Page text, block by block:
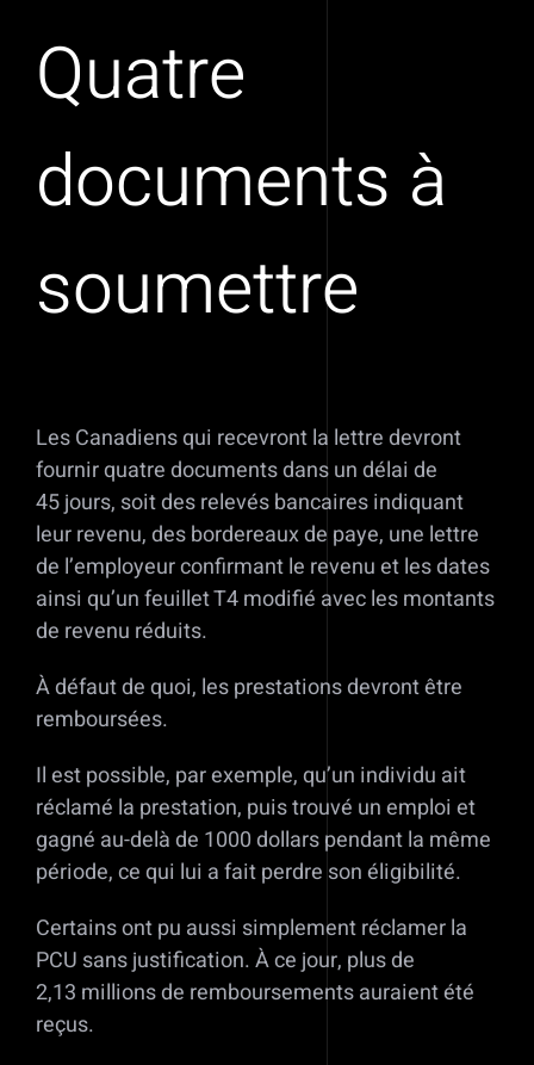
Quatre
documents à
soumettre
Les Canadiens qui recevront la lettre devront
fournir quatre documents dans un délai de
45 jours, soit des relevés bancaires indiquant
leur revenu, des bordereaux de paye, une lettre
de l’employeur confirmant le revenu et les dates
ainsi qu’un feuillet T4 modifié avec les montants
de revenu réduits.
À défaut de quoi, les prestations devront être
remboursées.
Il est possible, par exemple, qu’un individu ait
réclamé la prestation, puis trouvé un emploi et
gagné au-delà de 1000 dollars pendant la même
période, ce qui lui a fait perdre son éligibilité.
Certains ont pu aussi simplement réclamer la
PCU sans justification. À ce jour, plus de
2,13 millions de remboursements auraient été
reçus.